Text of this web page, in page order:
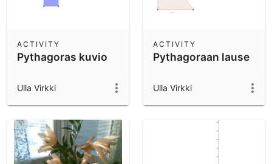
Community Resources
App Downloads
Get started with the GeoGebra Apps
Pythagoras kuvio
ACTIVITY
Ulla Virkki
Pythagoraan lause
ACTIVITY
Ulla Virkki